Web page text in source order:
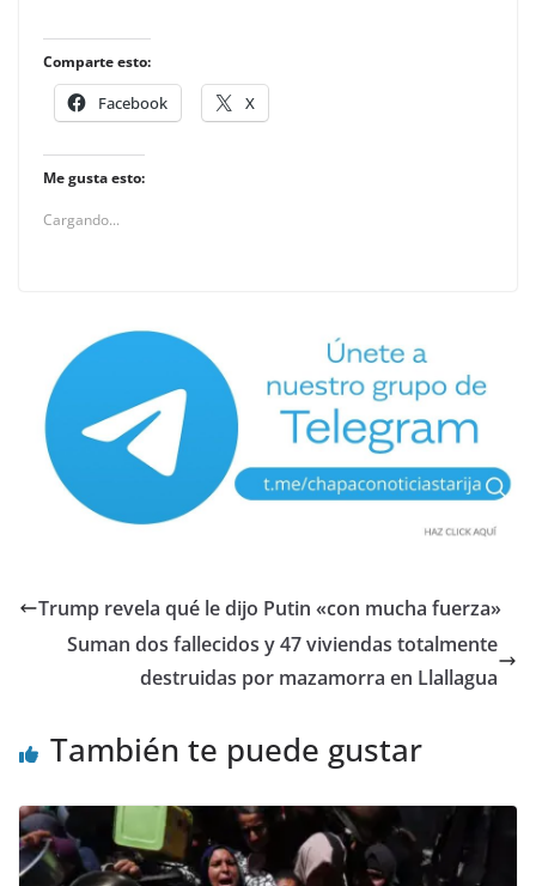
Comparte esto:
Facebook X
Me gusta esto:
Cargando...
Trump revela qué le dijo Putin «con mucha fuerza»
Suman dos fallecidos y 47 viviendas totalmente
destruidas por mazamorra en Llallagua
También te puede gustar